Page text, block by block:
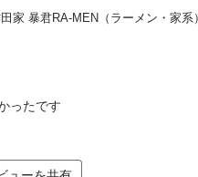
家 暴君RA-MEN（ラーメン・家系
ったです